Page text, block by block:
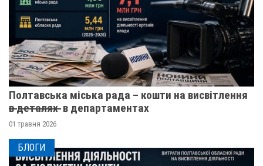
Полтавська міська рада – кошти на висвітлення
в̶ ̶д̶е̶т̶а̶л̶я̶х̶ ̶ в департаментах
01 травня 2026
БЛОГИ